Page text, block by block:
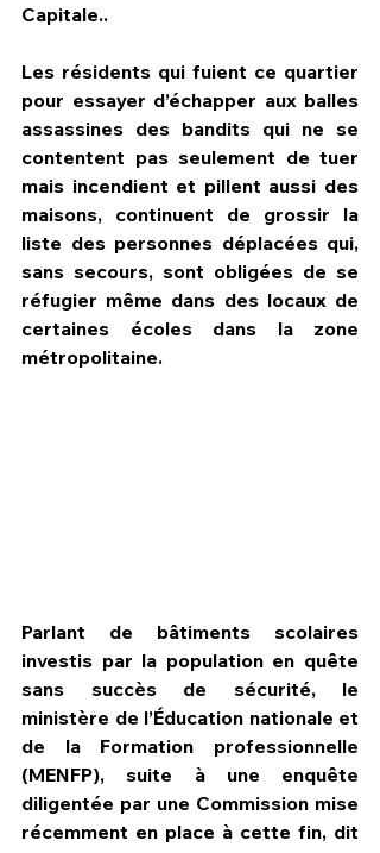
Capitale..
Les résidents qui fuient ce quartier
pour essayer d’échapper aux balles
assassines des bandits qui ne se
contentent pas seulement de tuer
mais incendient et pillent aussi des
maisons, continuent de grossir la
liste des personnes déplacées qui,
sans secours, sont obligées de se
réfugier même dans des locaux de
certaines écoles dans la zone
métropolitaine.
Parlant de bâtiments scolaires
investis par la population en quête
sans succès de sécurité, le
ministère de l’Éducation nationale et
de la Formation professionnelle
(MENFP), suite à une enquête
diligentée par une Commission mise
récemment en place à cette fin, dit